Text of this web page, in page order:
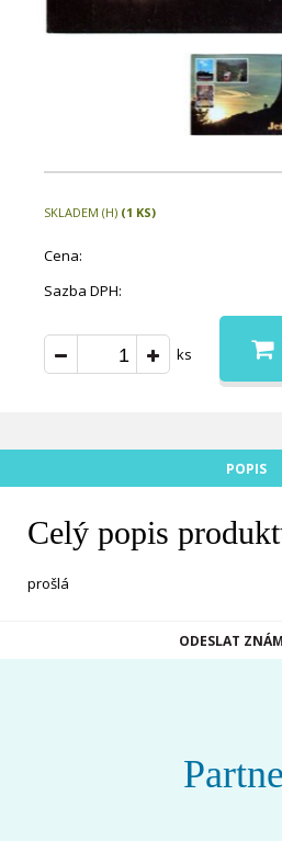
SKLADEM (H) (1 KS)
Cena:
Sazba DPH:
ks
POPIS
Celý popis
prošlá
ODESLAT